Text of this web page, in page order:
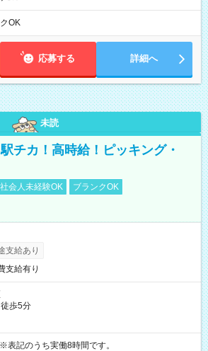
OK
応募する 詳細へ
未読
チカ！高時給！ピッキング・
社会人未経験OK
ブランクOK
支給あり
支給有り
歩5分
8:30～17:15 ※表記のうち実働8時間です。